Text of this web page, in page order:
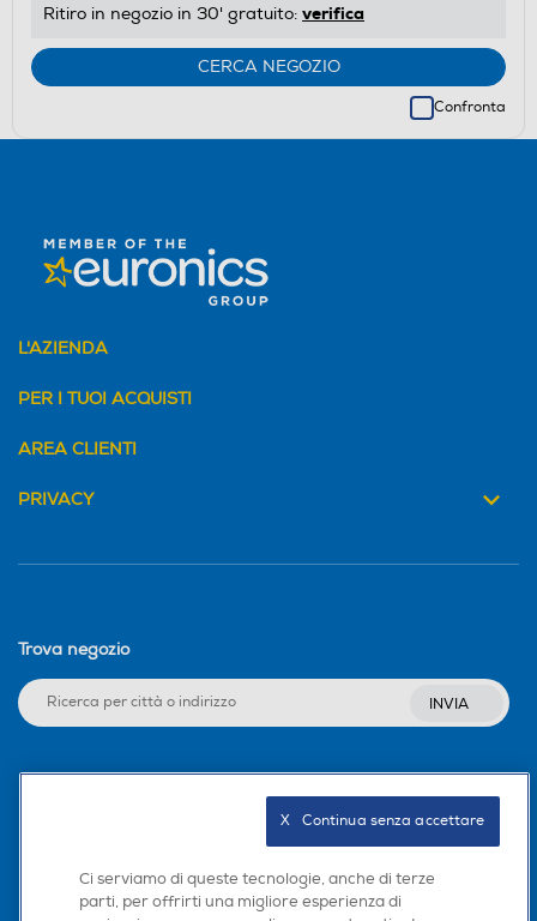
Ritiro in negozio in 30' gratuito: verifica
CERCA NEGOZIO
Confronta
L'AZIENDA
PER I TUOI ACQUISTI
AREA CLIENTI
PRIVACY
Trova negozio
INVIA
Scarica la nostra app
Ci serviamo di queste tecnologie, anche di terze
parti, per offrirti una migliore esperienza di
X   Continua senza accettare